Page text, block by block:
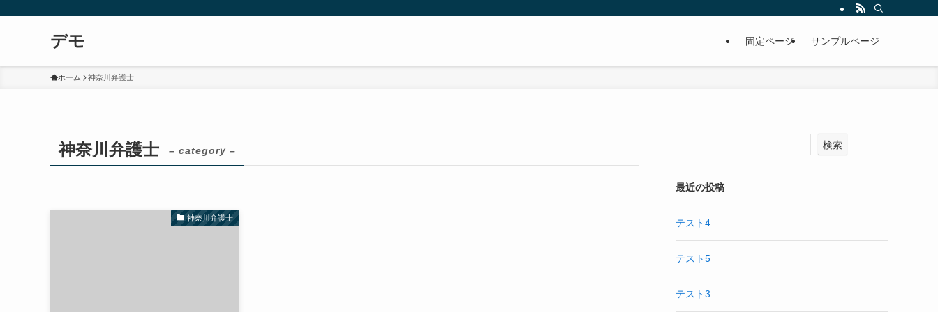
デモ 固定ページ サンプルページ
ホーム 神奈川弁護士
神奈川弁護士 – category –
神奈川弁護士
検索
最近の投稿
テスト4
テスト5
テスト3